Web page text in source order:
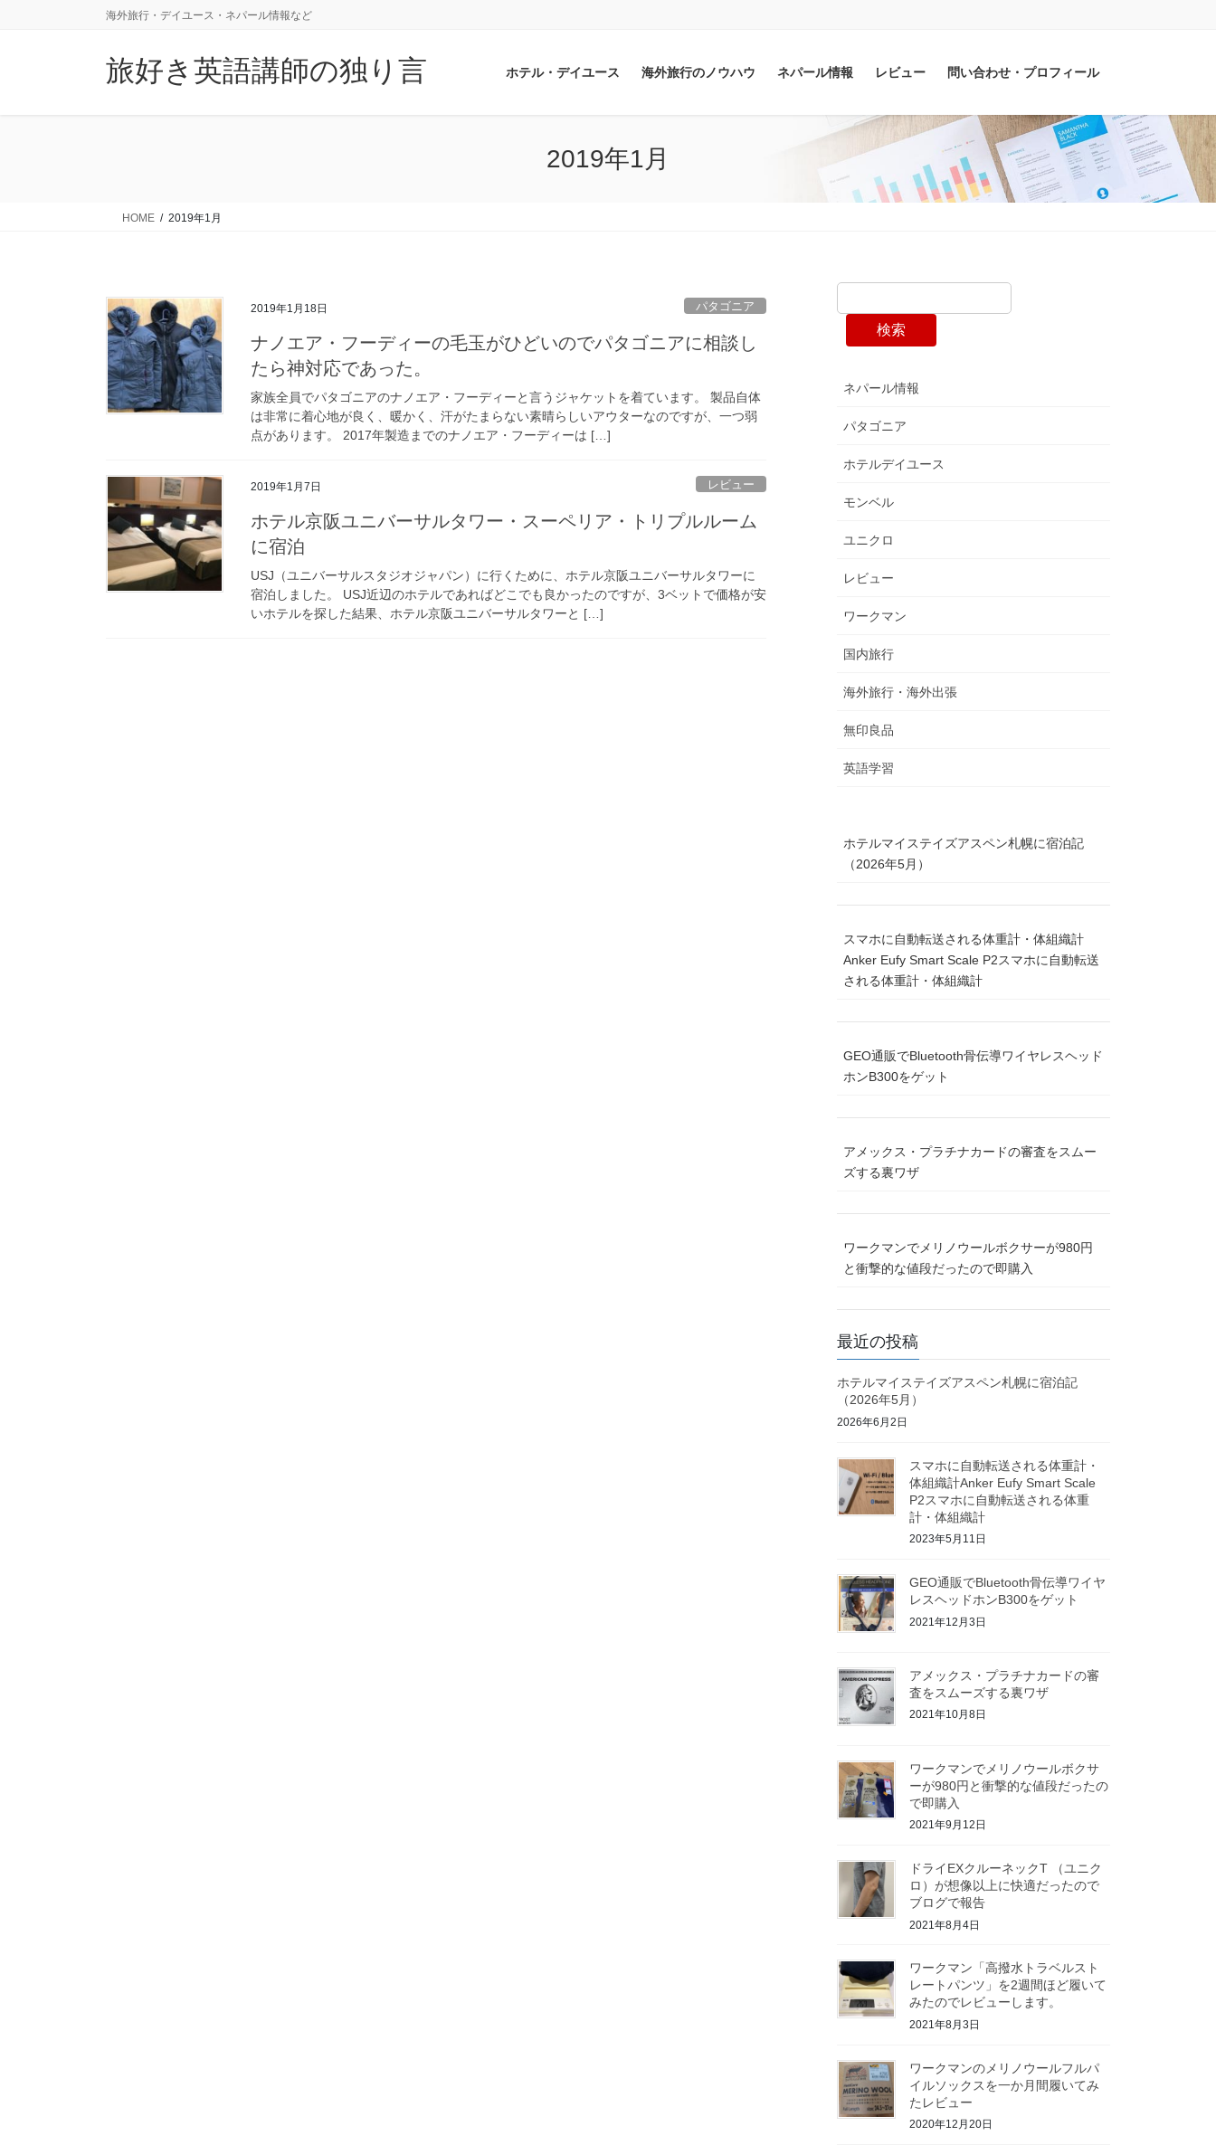
海外旅行・デイユース・ネパール情報など
旅好き英語講師の独り言 ホテル・デイユース 海外旅行のノウハウ ネパール情報 レビュー 問い合わせ・プロフィール
2019年1月
HOME 2019年1月
2019年1月18日 パタゴニア
ナノエア・フーディーの毛玉がひどいのでパタゴニアに相談し
たら神対応であった。
家族全員でパタゴニアのナノエア・フーディーと言うジャケットを着ています。 製品自体
は非常に着心地が良く、暖かく、汗がたまらない素晴らしいアウターなのですが、一つ弱
点があります。 2017年製造までのナノエア・フーディーは […]
2019年1月7日 レビュー
ホテル京阪ユニバーサルタワー・スーペリア・トリプルルーム
に宿泊
USJ（ユニバーサルスタジオジャパン）に行くために、ホテル京阪ユニバーサルタワーに
宿泊しました。 USJ近辺のホテルであればどこでも良かったのですが、3ベットで価格が安
いホテルを探した結果、ホテル京阪ユニバーサルタワーと […]
検索
ネパール情報
パタゴニア
ホテルデイユース
モンベル
ユニクロ
レビュー
ワークマン
国内旅行
海外旅行・海外出張
無印良品
英語学習
ホテルマイステイズアスペン札幌に宿泊記
（2026年5月）
スマホに自動転送される体重計・体組織計
Anker Eufy Smart Scale P2スマホに自動転送
される体重計・体組織計
GEO通販でBluetooth骨伝導ワイヤレスヘッド
ホンB300をゲット
アメックス・プラチナカードの審査をスムー
ズする裏ワザ
ワークマンでメリノウールボクサーが980円
と衝撃的な値段だったので即購入
最近の投稿
ホテルマイステイズアスペン札幌に宿泊記
（2026年5月）
2026年6月2日
スマホに自動転送される体重計・
体組織計Anker Eufy Smart Scale
P2スマホに自動転送される体重
計・体組織計
2023年5月11日
GEO通販でBluetooth骨伝導ワイヤ
レスヘッドホンB300をゲット
2021年12月3日
アメックス・プラチナカードの審
査をスムーズする裏ワザ
2021年10月8日
ワークマンでメリノウールボクサ
ーが980円と衝撃的な値段だったの
で即購入
2021年9月12日
ドライEXクルーネックT （ユニク
ロ）が想像以上に快適だったので
ブログで報告
2021年8月4日
ワークマン「高撥水トラベルスト
レートパンツ」を2週間ほど履いて
みたのでレビューします。
2021年8月3日
ワークマンのメリノウールフルパ
イルソックスを一か月間履いてみ
たレビュー
2020年12月20日